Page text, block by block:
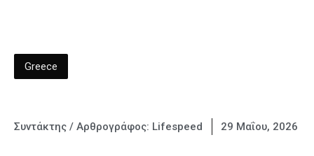
Greece
Συντάκτης / Αρθρογράφος: Lifespeed 29 Μαΐου, 2026